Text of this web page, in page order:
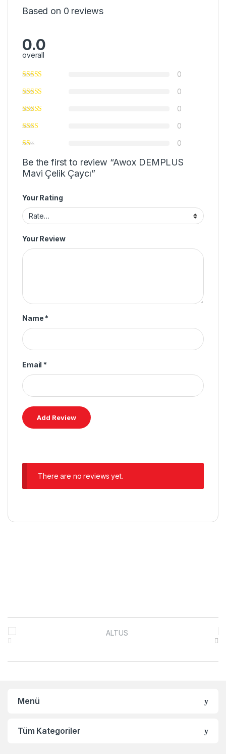
Based on 0 reviews
0.0
overall
0
0
0
0
0
Be the first to review “Awox DEMPLUS
Mavi Çelik Çaycı”
Your Rating
Your Review
Name *
Email *
There are no reviews yet.
Brands Carousel
Menü
Tüm Kategoriler